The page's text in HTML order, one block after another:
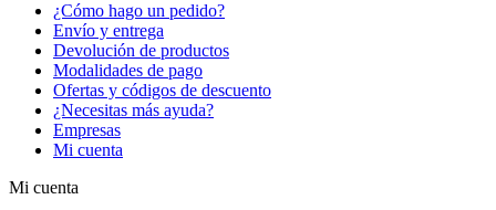
¿Cómo hago un pedido?
Envío y entrega
Devolución de productos
Modalidades de pago
Ofertas y códigos de descuento
¿Necesitas más ayuda?
Empresas
Mi cuenta
Mi cuenta